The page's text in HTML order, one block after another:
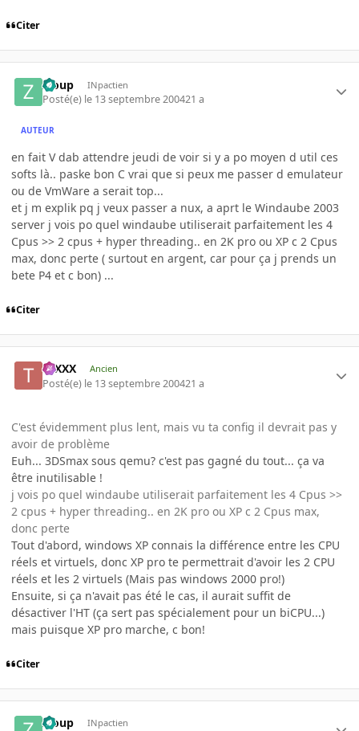
Citer
Zloup INpactien
Posté(e) le 13 septembre 200421 a
AUTEUR
en fait V dab attendre jeudi de voir si y a po moyen d util ces
softs là.. paske bon C vrai que si peux me passer d emulateur
ou de VmWare a serait top...
et j m explik pq j veux passer a nux, a aprt le Windaube 2003
server j vois po quel windaube utiliserait parfaitement les 4
Cpus >> 2 cpus + hyper threading.. en 2K pro ou XP c 2 Cpus
max, donc perte ( surtout en argent, car pour ça j prends un
bete P4 et c bon) ...
Citer
tuXXX Ancien
Posté(e) le 13 septembre 200421 a
C'est évidemment plus lent, mais vu ta config il devrait pas y
avoir de problème
Euh... 3DSmax sous qemu? c'est pas gagné du tout... ça va
être inutilisable !
j vois po quel windaube utiliserait parfaitement les 4 Cpus >>
2 cpus + hyper threading.. en 2K pro ou XP c 2 Cpus max,
donc perte
Tout d'abord, windows XP connais la différence entre les CPU
réels et virtuels, donc XP pro te permettrait d'avoir les 2 CPU
réels et les 2 virtuels (Mais pas windows 2000 pro!)
Ensuite, si ça n'avait pas été le cas, il aurait suffit de
désactiver l'HT (ça sert pas spécialement pour un biCPU...)
mais puisque XP pro marche, c bon!
Citer
Zloup INpactien